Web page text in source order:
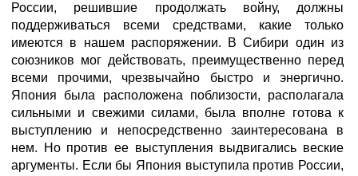
России, решившие продолжать войну, должны
поддерживаться всеми средствами, какие только
имеются в нашем распоряжении. В Сибири один из
союзников мог действовать, преимущественно перед
всеми прочими, чрезвычайно быстро и энергично.
Япония была расположена поблизости, располагала
сильными и свежими силами, была вполне готова к
выступлению и непосредственно заинтересована в
нем. Но против ее выступления выдвигались веские
аргументы. Если бы Япония выступила против России,